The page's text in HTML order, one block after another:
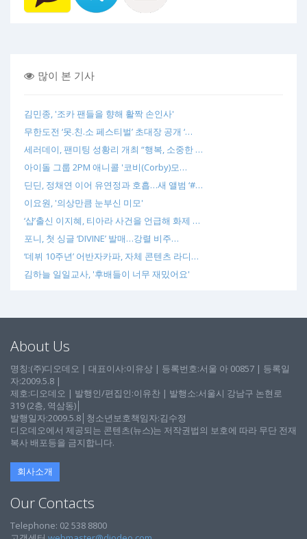
많이 본 기사
김민종, '조카 팬들을 향해 활짝 손인사'
무한도전 ‘못.친.소 페스티벌’ 초대장 공개 ‘…
세러데이, 팬미팅 성황리 개최 “행복, 소중한 …
아이돌 그룹 2PM 애니콜 '코비(Corby)모…
딘딘, 정채연 이어 유연정과 호흡…새 앨범 ‘#…
이요원, '의상만큼 눈부신 미모'
‘샵’출신 이지혜, 티아라 사건을 언급해 화제 …
포니, 첫 싱글 ‘DIVINE’ 발매…강렬 비주…
‘데뷔 10주년’ 어반자카파, 자체 콘텐츠 라디…
김하늘 일일교사, '후배들이 너무 재밌어요'
About Us
명칭:(주)디오데오 | 대표이사:이유상 | 등록번호:서울 아 00857 | 등록일
자:2009.5.8 |
제호:디오데오 | 발행인/편집인:이유찬 | 발행소:서울시 강남구 논현로
319 (2층, 역삼동)│
발행일자:2009.5.8│청소년보호책임자:김수정
디오데오에서 제공되는 콘텐츠(뉴스)는 저작권법의 보호에 따라 무단 전재
복사 배포등을 금지합니다.
회사소개
Our Contacts
Telephone: 02 538 8800